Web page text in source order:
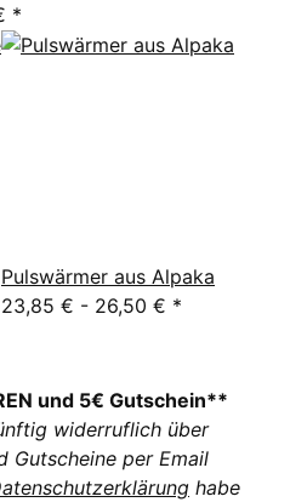
*
Pulswärmer aus Alpaka
23,85 € - 26,50 € *
und 5€ Gutschein**
widerruflich über
Gutscheine per Email
habe